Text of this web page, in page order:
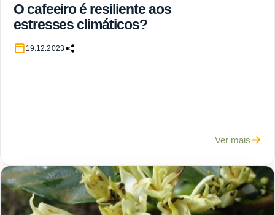
O cafeeiro é resiliente aos
estresses climáticos?
19.12.2023
Ver mais